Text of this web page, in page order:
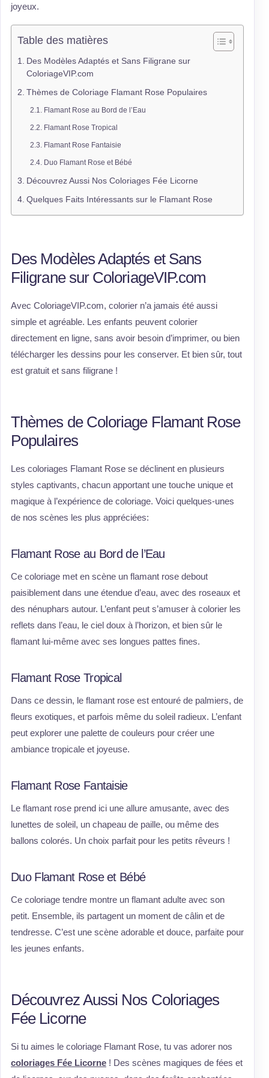
joyeux.
Table des matières
Des Modèles Adaptés et Sans Filigrane sur
ColoriageVIP.com
Thèmes de Coloriage Flamant Rose Populaires
Flamant Rose au Bord de l’Eau
Flamant Rose Tropical
Flamant Rose Fantaisie
Duo Flamant Rose et Bébé
Découvrez Aussi Nos Coloriages Fée Licorne
Quelques Faits Intéressants sur le Flamant Rose
Des Modèles Adaptés et Sans
Filigrane sur ColoriageVIP.com
Avec ColoriageVIP.com, colorier n’a jamais été aussi
simple et agréable. Les enfants peuvent colorier
directement en ligne, sans avoir besoin d’imprimer, ou bien
télécharger les dessins pour les conserver. Et bien sûr, tout
est gratuit et sans filigrane !
Thèmes de Coloriage Flamant Rose
Populaires
Les coloriages Flamant Rose se déclinent en plusieurs
styles captivants, chacun apportant une touche unique et
magique à l’expérience de coloriage. Voici quelques-unes
de nos scènes les plus appréciées:
Flamant Rose au Bord de l’Eau
Ce coloriage met en scène un flamant rose debout
paisiblement dans une étendue d’eau, avec des roseaux et
des nénuphars autour. L’enfant peut s’amuser à colorier les
reflets dans l’eau, le ciel doux à l’horizon, et bien sûr le
flamant lui-même avec ses longues pattes fines.
Flamant Rose Tropical
Dans ce dessin, le flamant rose est entouré de palmiers, de
fleurs exotiques, et parfois même du soleil radieux. L’enfant
peut explorer une palette de couleurs pour créer une
ambiance tropicale et joyeuse.
Flamant Rose Fantaisie
Le flamant rose prend ici une allure amusante, avec des
lunettes de soleil, un chapeau de paille, ou même des
ballons colorés. Un choix parfait pour les petits rêveurs !
Duo Flamant Rose et Bébé
Ce coloriage tendre montre un flamant adulte avec son
petit. Ensemble, ils partagent un moment de câlin et de
tendresse. C’est une scène adorable et douce, parfaite pour
les jeunes enfants.
Découvrez Aussi Nos Coloriages
Fée Licorne
Si tu aimes le coloriage Flamant Rose, tu vas adorer nos
coloriages Fée Licorne ! Des scènes magiques de fées et